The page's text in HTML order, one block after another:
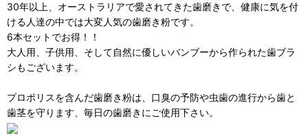
30年以上、オーストラリアで愛されてきた歯磨きで、健康に気を付
ける人達の中では大変人気の歯磨き粉です。
6本セットでお得！！
大人用、子供用、そして自然に優しいバンブーから作られた歯ブラ
シもございます。
プロポリスを含んだ歯磨き粉は、口臭の予防や虫歯の進行から歯と
歯茎を守ります、毎日の歯磨きにご使用下さい。